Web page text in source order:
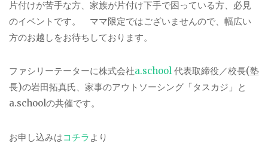
片付けが苦手な方、家族が片付け下手で困っている方、必見
のイベントです。 ママ限定ではございませんので、幅広い
方のお越しをお待ちしております。
ファシリーテーターに株式会社a.school 代表取締役／校長(塾
長)の岩田拓真氏、家事のアウトソーシング「タスカジ」と
a.schoolの共催です。
お申し込みはコチラ より